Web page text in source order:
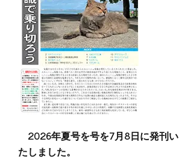
2026年夏号を号を7月8日に発刊い
たしました。